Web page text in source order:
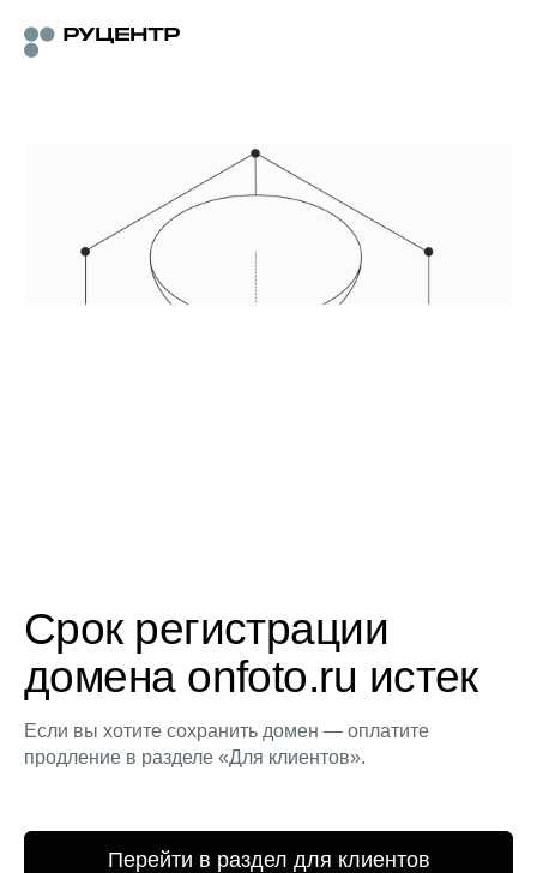
Срок регистрации
домена onfoto.ru истек
Если вы хотите сохранить домен — оплатите
продление в разделе «Для клиентов».
Перейти в раздел для клиентов